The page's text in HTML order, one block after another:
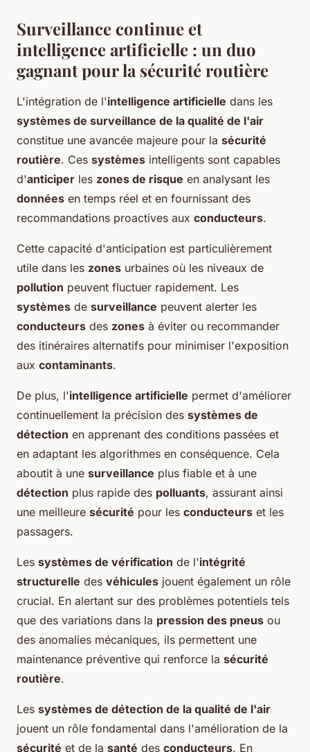
Surveillance continue et
intelligence artificielle : un duo
gagnant pour la sécurité routière
L'intégration de l'intelligence artificielle dans les
systèmes de surveillance de la qualité de l'air
constitue une avancée majeure pour la sécurité
routière. Ces systèmes intelligents sont capables
d'anticiper les zones de risque en analysant les
données en temps réel et en fournissant des
recommandations proactives aux conducteurs.
Cette capacité d'anticipation est particulièrement
utile dans les zones urbaines où les niveaux de
pollution peuvent fluctuer rapidement. Les
systèmes de surveillance peuvent alerter les
conducteurs des zones à éviter ou recommander
des itinéraires alternatifs pour minimiser l'exposition
aux contaminants.
De plus, l'intelligence artificielle permet d'améliorer
continuellement la précision des systèmes de
détection en apprenant des conditions passées et
en adaptant les algorithmes en conséquence. Cela
aboutit à une surveillance plus fiable et à une
détection plus rapide des polluants, assurant ainsi
une meilleure sécurité pour les conducteurs et les
passagers.
Les systèmes de vérification de l'intégrité
structurelle des véhicules jouent également un rôle
crucial. En alertant sur des problèmes potentiels tels
que des variations dans la pression des pneus ou
des anomalies mécaniques, ils permettent une
maintenance préventive qui renforce la sécurité
routière.
Les systèmes de détection de la qualité de l'air
jouent un rôle fondamental dans l'amélioration de la
sécurité et de la santé des conducteurs. En